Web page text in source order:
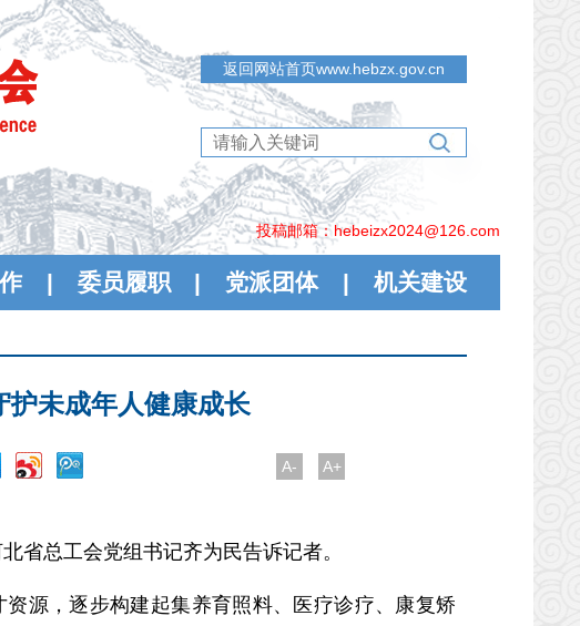
返回网站首页www.hebzx.gov.cn
投稿邮箱：hebeizx2024@126.com
| 委员履职 | 党派团体 | 机关建设
未成年人健康成长
A- A+
省总工会党组书记齐为民告诉记者。
源，逐步构建起集养育照料、医疗诊疗、康复矫